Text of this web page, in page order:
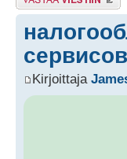
Kirjoittaja